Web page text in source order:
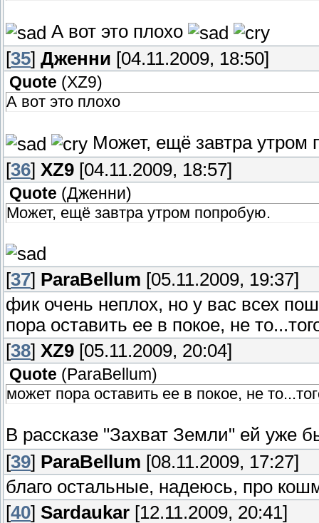
А вот это плохо
[35] Дженни [04.11.2009, 18:50]
Quote (XZ9)
А вот это плохо
Может, ещё завтра утром
[36] XZ9 [04.11.2009, 18:57]
Quote (Дженни)
Может, ещё завтра утром попробую.
[37] ParaBellum [05.11.2009, 19:37]
фик очень неплох, но у вас всех
пора оставить ее в покое, не
[38] XZ9 [05.11.2009, 20:04]
Quote (ParaBellum)
может пора оставить ее в покое, не
В рассказе "Захват Земли" ей уже
[39] ParaBellum [08.11.2009, 17:27]
благо остальные, надеюсь, про
[40] Sardaukar [12.11.2009, 20:41]